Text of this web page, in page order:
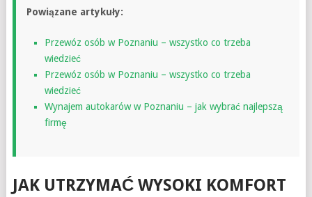
Powiązane artykuły:
Przewóz osób w Poznaniu – wszystko co trzeba
wiedzieć
Przewóz osób w Poznaniu – wszystko co trzeba
wiedzieć
Wynajem autokarów w Poznaniu – jak wybrać najlepszą
firmę
JAK UTRZYMAĆ WYSOKI KOMFORT